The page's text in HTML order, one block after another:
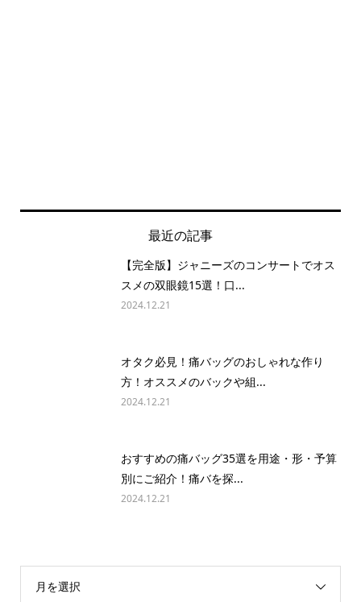
最近の記事
【完全版】ジャニーズのコンサートでオス
スメの双眼鏡15選！口...
2024.12.21
オタク必見！痛バッグのおしゃれな作り
方！オススメのバックや組...
2024.12.21
おすすめの痛バッグ35選を用途・形・予算
別にご紹介！痛バを探...
2024.12.21
月を選択